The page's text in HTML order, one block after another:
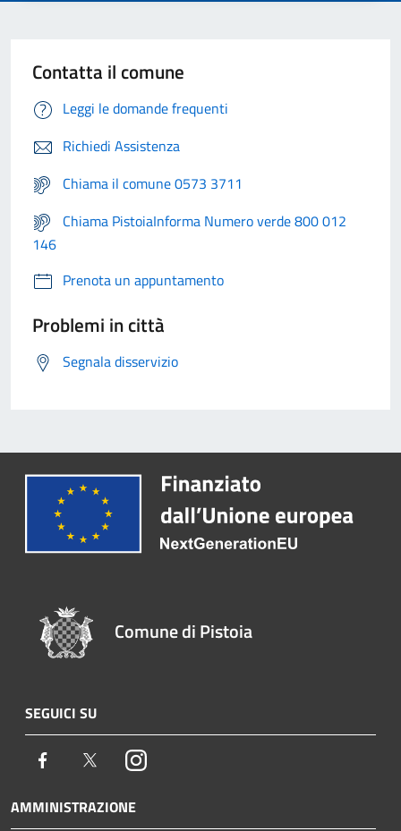
Contatta il comune
Leggi le domande frequenti
Richiedi Assistenza
Chiama il comune 0573 3711
Chiama PistoiaInforma Numero verde 800 012
146
Prenota un appuntamento
Problemi in città
Segnala disservizio
Comune di Pistoia
SEGUICI SU
Facebook TwitterInstagram
AMMINISTRAZIONE